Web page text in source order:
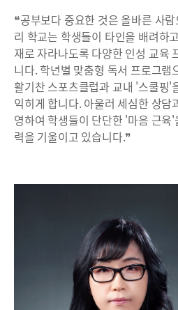
❝공부보다 중요한 것은 올바른 사
리 학교는 학생들이 타인을 배려하
재로 자라나도록 다양한 인성 교육
니다. 학년별 맞춤형 독서 프로그램
활기찬 스포츠클럽과 교내 '스쿨핑'
익히게 합니다. 아울러 세심한 상담
영하여 학생들이 단단한 '마음 근육
력을 기울이고 있습니다.❞